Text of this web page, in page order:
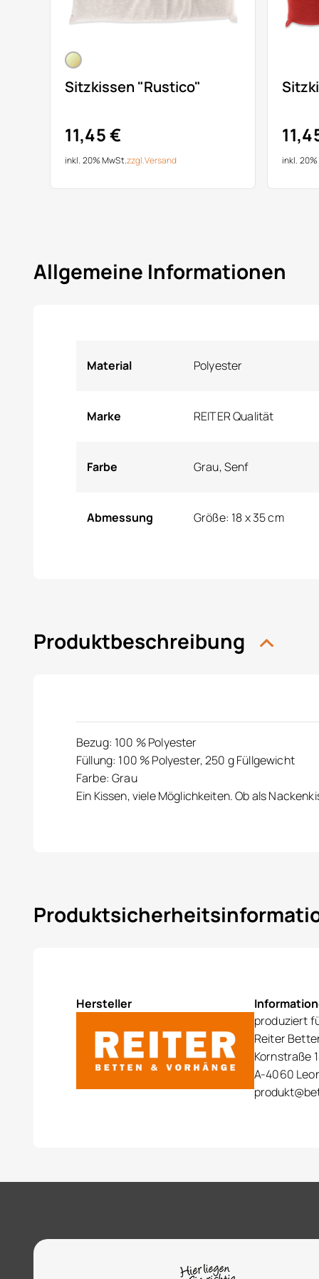
Sitzkissen "Rustico"
11,45 €
inkl. 20% MwSt.zzgl.Versand inkl.
Allgemeine Informationen
Material Polyester
Marke REITER Qualität
Farbe Grau, Senf
Abmessung Größe: 18 x 35 cm
Produktbeschreibung
Bezug: 100 % Polyester
Füllung: 100 % Polyester, 250 g Füllgewicht
Farbe: Grau
Ein Kissen, viele Möglichkeiten. Ob als
Hersteller
produziert
Reiter
Kornstraße
A-4060